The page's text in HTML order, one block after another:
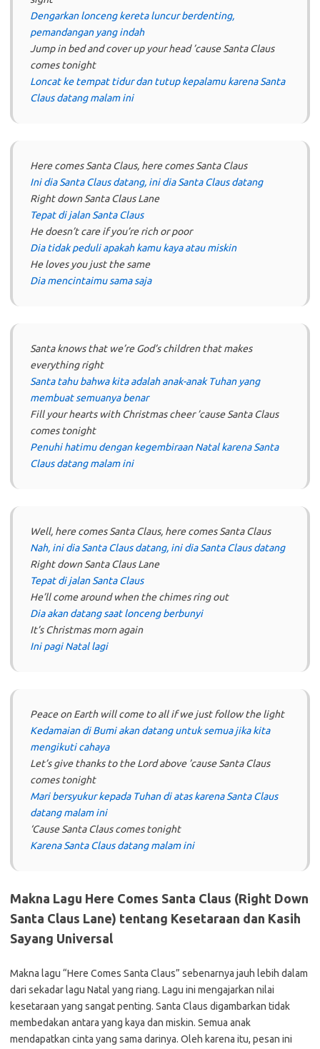
Dengarkan lonceng kereta luncur berdenting,
pemandangan yang indah
Jump in bed and cover up your head ’cause Santa Claus
comes tonight
Loncat ke tempat tidur dan tutup kepalamu karena Santa
Claus datang malam ini
Here comes Santa Claus, here comes Santa Claus
Ini dia Santa Claus datang, ini dia Santa Claus datang
Right down Santa Claus Lane
Tepat di jalan Santa Claus
He doesn’t care if you’re rich or poor
Dia tidak peduli apakah kamu kaya atau miskin
He loves you just the same
Dia mencintaimu sama saja
Santa knows that we’re God’s children that makes
everything right
Santa tahu bahwa kita adalah anak-anak Tuhan yang
membuat semuanya benar
Fill your hearts with Christmas cheer ’cause Santa Claus
comes tonight
Penuhi hatimu dengan kegembiraan Natal karena Santa
Claus datang malam ini
Well, here comes Santa Claus, here comes Santa Claus
Nah, ini dia Santa Claus datang, ini dia Santa Claus datang
Right down Santa Claus Lane
Tepat di jalan Santa Claus
He’ll come around when the chimes ring out
Dia akan datang saat lonceng berbunyi
It’s Christmas morn again
Ini pagi Natal lagi
Peace on Earth will come to all if we just follow the light
Kedamaian di Bumi akan datang untuk semua jika kita
mengikuti cahaya
Let’s give thanks to the Lord above ’cause Santa Claus
comes tonight
Mari bersyukur kepada Tuhan di atas karena Santa Claus
datang malam ini
‘Cause Santa Claus comes tonight
Karena Santa Claus datang malam ini
Makna Lagu Here Comes Santa Claus (Right Down
Santa Claus Lane) tentang Kesetaraan dan Kasih
Sayang Universal
Makna lagu “Here Comes Santa Claus” sebenarnya jauh lebih dalam
dari sekadar lagu Natal yang riang. Lagu ini mengajarkan nilai
kesetaraan yang sangat penting. Santa Claus digambarkan tidak
membedakan antara yang kaya dan miskin. Semua anak
mendapatkan cinta yang sama darinya. Oleh karena itu, pesan ini